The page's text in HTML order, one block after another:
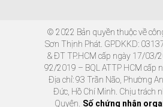
© 2022 Bản quyền thuộc về
Sơn Thịnh Phát. GPDKKD:
& ĐT TP.HCM cấp ngày 17/03/
92/2019 – BQL ATTP HCM cấp
Địa chỉ: 93 Trần Não, Phường
Đức, Hồ Chí Minh. Chịu trách
Quyên. Số chứng nhận